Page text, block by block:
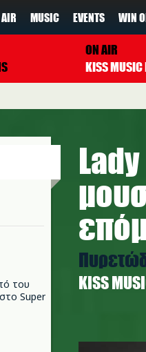
MUSIC EVENTS WIN
ON AIR
του
Super
ΚISS
ll.jpg